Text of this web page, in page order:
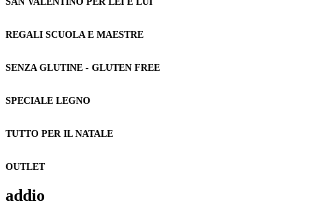
REGALI SCUOLA E MAESTRE
SENZA GLUTINE - GLUTEN FREE
SPECIALE LEGNO
TUTTO PER IL NATALE
OUTLET
addio